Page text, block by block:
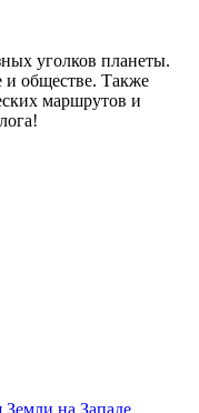
уголков планеты.
и обществе. Также
маршрутов и